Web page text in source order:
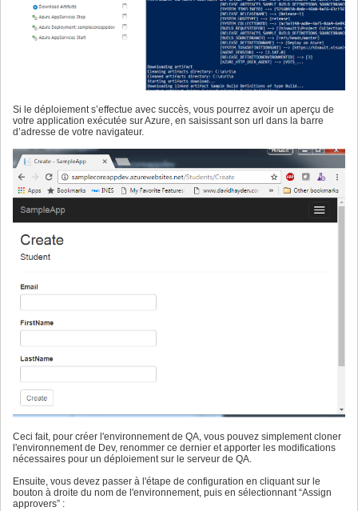
Si le déploiement s’effectue avec succès, vous pourrez avoir un aperçu de
votre application exécutée sur Azure, en saisissant son url dans la barre
d’adresse de votre navigateur.
Ceci fait, pour créer l'environnement de QA, vous pouvez simplement cloner
l'environnement de Dev, renommer ce dernier et apporter les modifications
nécessaires pour un déploiement sur le serveur de QA.
Ensuite, vous devez passer à l'étape de configuration en cliquant sur le
bouton à droite du nom de l'environnement, puis en sélectionnant “Assign
approvers” :